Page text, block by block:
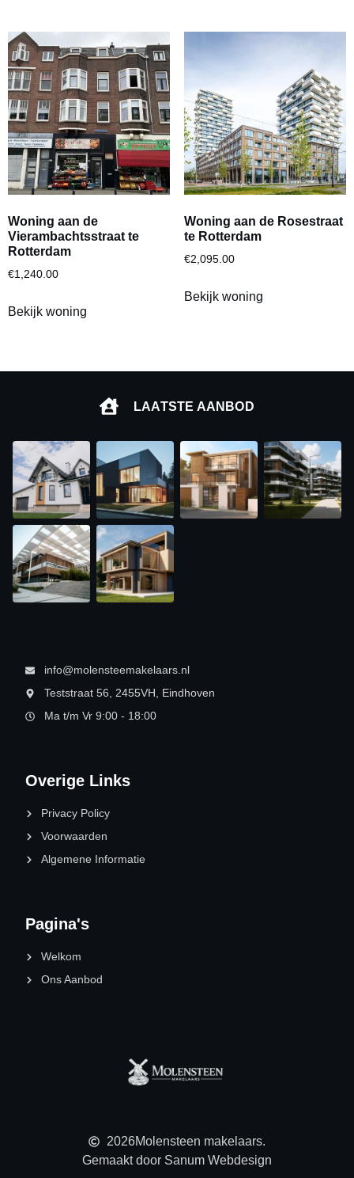
Woning aan de
Vierambachtsstraat te
Rotterdam
€1,240.00
Bekijk woning
Woning aan de Rosestraat
te Rotterdam
€2,095.00
Bekijk woning
LAATSTE AANBOD
2026Molensteen makelaars.
Gemaakt door Sanum Webdesign
Pagina's
Welkom
Ons Aanbod
Overige Links
Privacy Policy
Voorwaarden
Algemene Informatie
info@molensteemakelaars.nl
Teststraat 56, 2455VH, Eindhoven
Ma t/m Vr 9:00 - 18:00